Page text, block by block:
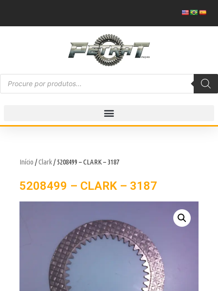
Início /Clark/ 5208499 – CLARK – 3187
5208499 – CLARK – 3187